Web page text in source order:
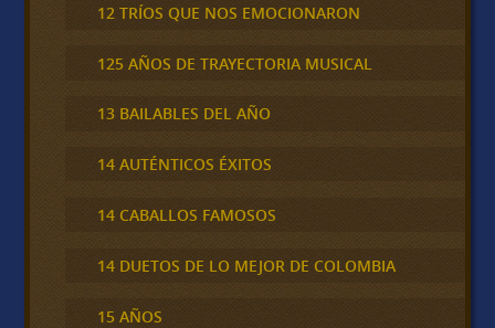
12 TRÍOS QUE NOS EMOCIONARON
125 AÑOS DE TRAYECTORIA MUSICAL
13 BAILABLES DEL AÑO
14 AUTÉNTICOS ÉXITOS
14 CABALLOS FAMOSOS
14 DUETOS DE LO MEJOR DE COLOMBIA
15 AÑOS